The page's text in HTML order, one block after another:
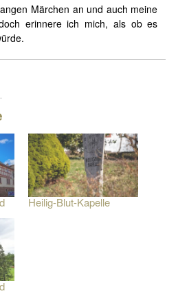
Märchen an und auch meine
erinnere ich mich, als ob es
Heilig-Blut-Kapelle